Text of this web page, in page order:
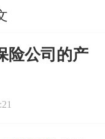
险公司的产